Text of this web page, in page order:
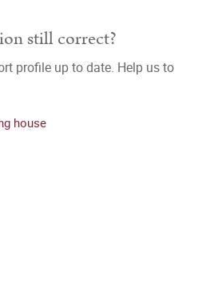
still correct?
profile up to date. Help us to
house